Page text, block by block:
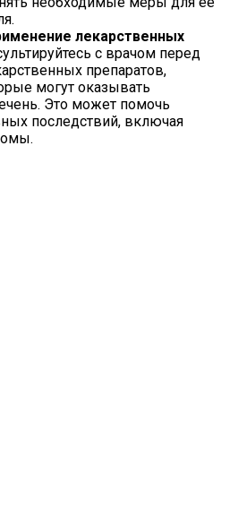
лекарственных
с врачом перед
препаратов,
могут оказывать
Это может помочь
последствий, включая